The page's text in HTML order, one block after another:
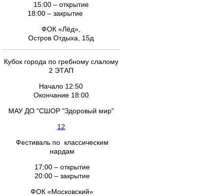
15:00 – открытие
18:00 – закрытие
ФОК «Лёд»,
Остров Отдыха, 15д
Кубок города по гребному слалому
2 ЭТАП
Начало 12:50
Окончание 18:00
МАУ ДО "СШОР "Здоровый мир"
12
Фестиваль по классическим
нардам
17:00 – открытие
20:00 – закрытие
ФОК «Московский»